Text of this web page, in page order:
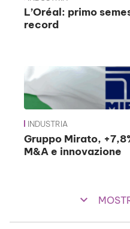
L’Oréal: primo
record
INDUSTRIA
Gruppo Mirato,
M&A e innovazione
keyboard_arrow_down